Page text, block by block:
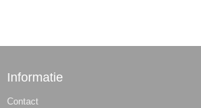
Informatie
Contact